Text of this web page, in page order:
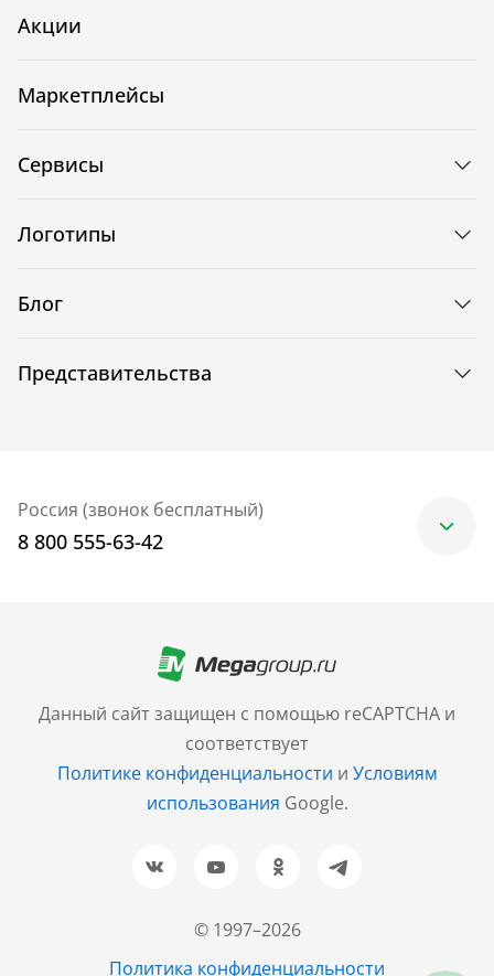
© 1997–2026
Политика конфиденциальности
Данный сайт защищен с помощью reCAPTCHA и
соответствует
Политике конфиденциальности и Условиям
использования Google.
Акции
Маркетплейсы
Сервисы
Логотипы
Блог
Представительства
Россия (звонок бесплатный)
8 800 555-63-42
+7 (499) 705-30-10
Санкт-Петербург
+7 (812) 600-77-33
Барнаул
+7 (961) 999-93-93
Новосибирск